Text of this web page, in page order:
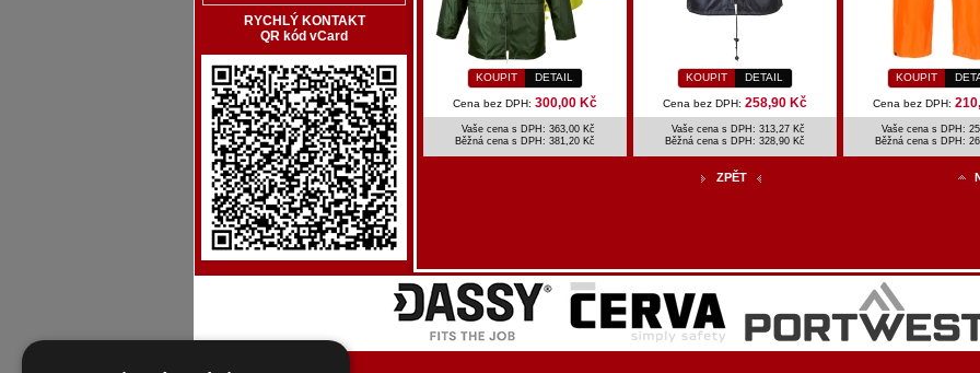
RYCHLÝ KONTAKT
QR kód vCard
KOUPIT DETAIL
Cena bez DPH: 300,00 Kč
Vaše cena s DPH: 363,00 Kč
Běžná cena s DPH: 381,20 Kč
KOUPIT DETAIL
Cena bez DPH: 258,90 Kč
Vaše cena s DPH: 313,27 Kč
Běžná cena s DPH: 328,90 Kč
KOUPIT
Cena bez DPH:
Vaše cena s DPH:
Běžná cena s DPH:
ZPĚT